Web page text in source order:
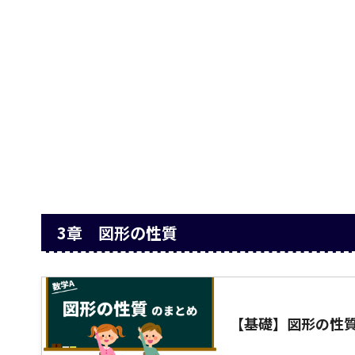
3章 図形の性質
【基礎】図形の性